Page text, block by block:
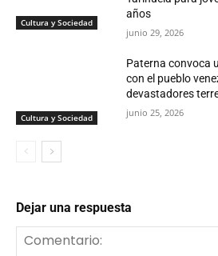
Cultura y Sociedad
años
junio 29, 2026
Cultura y Sociedad
Paterna convoca
con el pueblo
devastadores
junio 25, 2026
Dejar una respuesta